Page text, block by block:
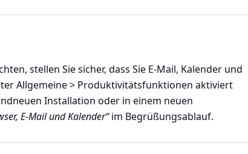
stellen Sie sicher, dass Sie E-Mail, Kalender und
Allgemeine > Produktivitätsfunktionen aktiviert
Installation oder in einem neuen
E-Mail und Kalender“im Begrüßungsablauf.